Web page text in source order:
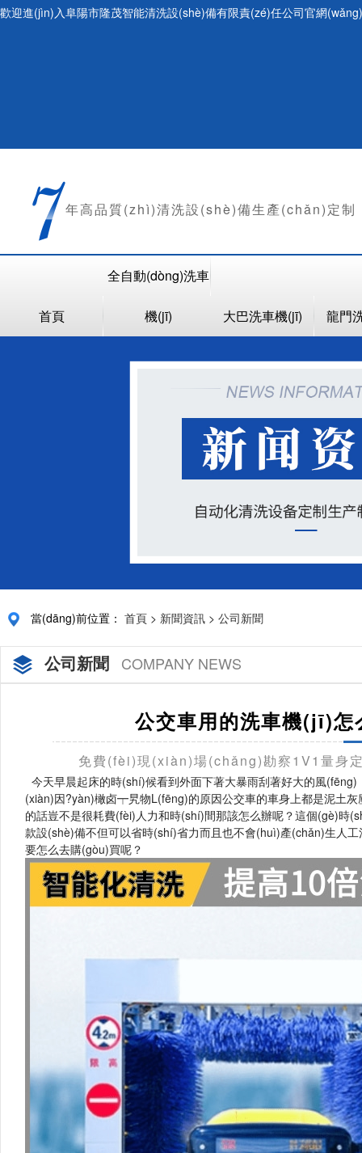
歡迎進(jìn)入阜陽市隆茂智能清洗設(shè)備有限責(zé)任公司官網
年高品質(zhì)清洗設(shè)備生產(chǎn)定制
首頁
全自動(dòng)洗車
機(jī) 大巴洗車機(jī) 龍門
當(dāng)前位置： 首頁 > 新聞資訊 > 公司新聞
公司新聞 COMPANY NEWS
公交車用的洗車機(jī)
免費(fèi)現(xiàn)場(chǎng)勘察1V1量身
今天早晨起床的時(shí)候看到外面下著大暴雨刮著好大的風
(xiàn)因?yàn)橄卤┯旯物L(fēng)的原因公交車的車身上都是泥土灰
的話豈不是很耗費(fèi)人力和時(shí)間那該怎么辦呢？這個(gè)時
款設(shè)備不但可以省時(shí)省力而且也不會(huì)產(chǎn)生人工
要怎么去購(gòu)買呢？